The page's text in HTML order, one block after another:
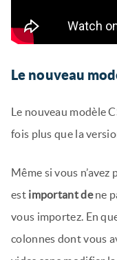
Le nouveau
Le nouveau modèle
fois plus que la
Même si vous
est important dene
vous importez. En
colonnes dont vous